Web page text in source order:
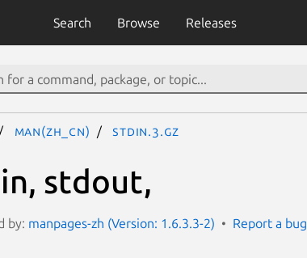
Search Browse Releases
man(zh_CN) stdin.3.gz
stdout,
by: manpages-zh (Version: 1.6.3.3-2) Report a bug